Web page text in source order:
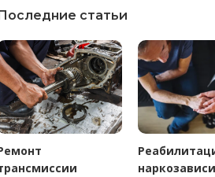
Последние статьи